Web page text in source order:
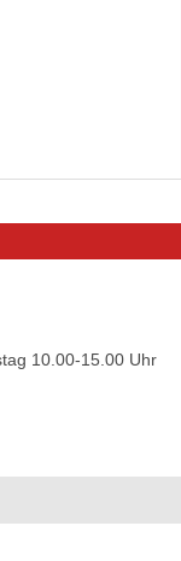
10.00-15.00 Uhr